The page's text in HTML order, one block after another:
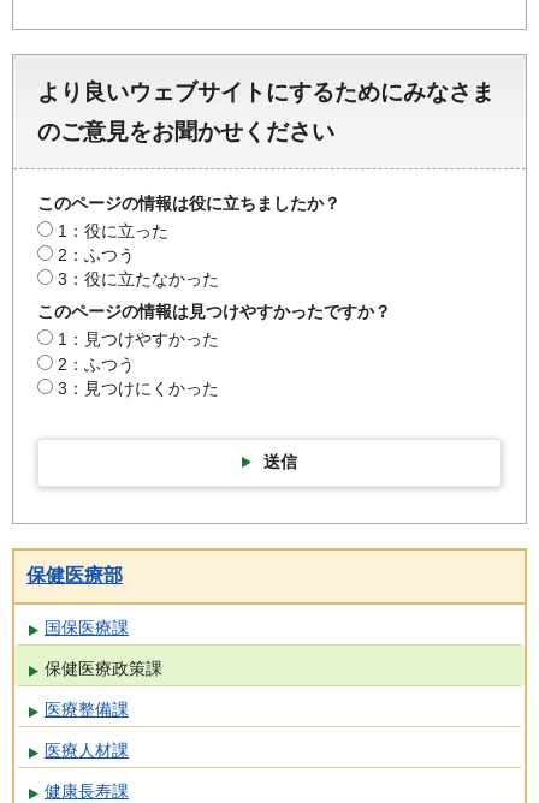
より良いウェブサイトにするためにみなさま
のご意見をお聞かせください
このページの情報は役に立ちましたか？
1：役に立った
2：ふつう
3：役に立たなかった
このページの情報は見つけやすかったですか？
1：見つけやすかった
2：ふつう
3：見つけにくかった
送信
保健医療部
国保医療課
保健医療政策課
医療整備課
医療人材課
健康長寿課